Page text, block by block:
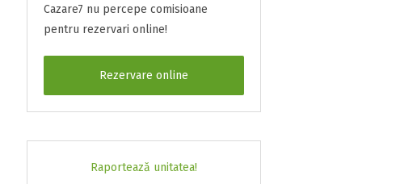
Cazare7 nu percepe comisioane
pentru rezervari online!
Rezervare online
Raportează unitatea!